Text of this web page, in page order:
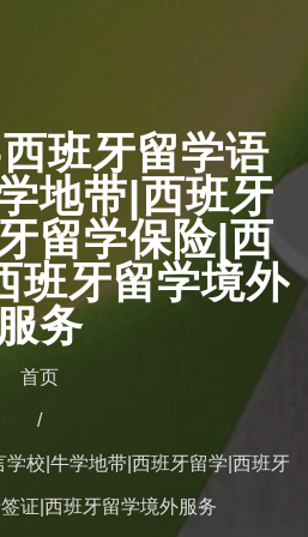
班牙留学语
地带|西班牙
留学保险|西
班牙留学境外
服务
首页
校|牛学地带|西班牙留学|西班牙
证|西班牙留学境外服务